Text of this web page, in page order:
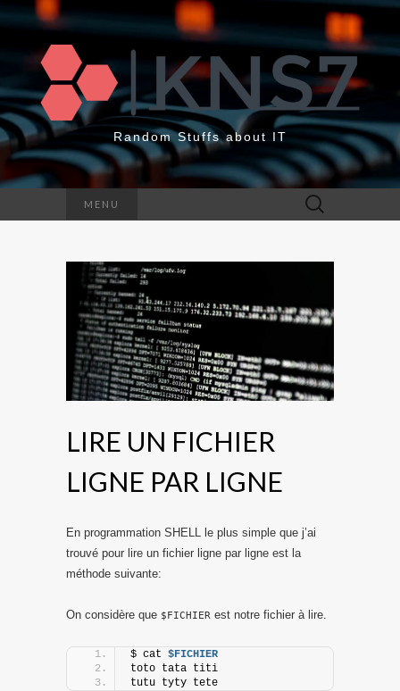
Random Stuffs about IT
MENU Rechercher :
LIRE UN FICHIER
LIGNE PAR LIGNE
En programmation SHELL le plus simple que j’ai
trouvé pour lire un fichier ligne par ligne est la
méthode suivante:
On considère que $FICHIER est notre fichier à lire.
$ cat $FICHIER
toto tata titi
tutu tyty tete